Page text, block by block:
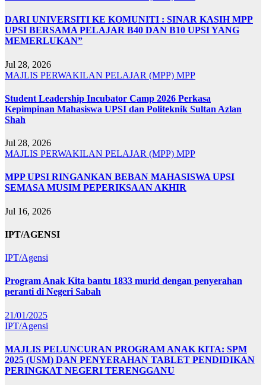
DARI UNIVERSITI KE KOMUNITI : SINAR KASIH MPP
UPSI BERSAMA PELAJAR B40 DAN B10 UPSI YANG
MEMERLUKAN”
Jul 28, 2026
MAJLIS PERWAKILAN PELAJAR (MPP) MPP
Student Leadership Incubator Camp 2026 Perkasa
Kepimpinan Mahasiswa UPSI dan Politeknik Sultan Azlan
Shah
Jul 28, 2026
MAJLIS PERWAKILAN PELAJAR (MPP) MPP
MPP UPSI RINGANKAN BEBAN MAHASISWA UPSI
SEMASA MUSIM PEPERIKSAAN AKHIR
Jul 16, 2026
IPT/AGENSI
IPT/Agensi
Program Anak Kita bantu 1833 murid dengan penyerahan
peranti di Negeri Sabah
21/01/2025
IPT/Agensi
MAJLIS PELUNCURAN PROGRAM ANAK KITA: SPM
2025 (USM) DAN PENYERAHAN TABLET PENDIDIKAN
PERINGKAT NEGERI TERENGGANU